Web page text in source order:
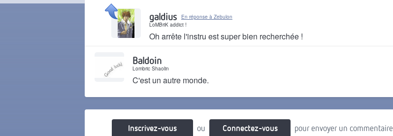
Il y a 14 ans
galdius
En réponse à Zebulon
LoMBriK addict !
Oh arrête l'instru est super bien recherchée !
Baldoin
Lombric Shaolin
C'est un autre monde.
Inscrivez-vous ou Connectez-vous pour envoyer un commentaire